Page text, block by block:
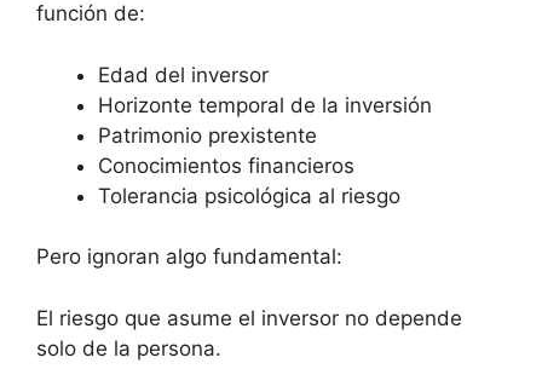
función de:
Edad del inversor
Horizonte temporal de la inversión
Patrimonio prexistente
Conocimientos financieros
Tolerancia psicológica al riesgo
Pero ignoran algo fundamental:
El riesgo que asume el inversor no depende
solo de la persona.